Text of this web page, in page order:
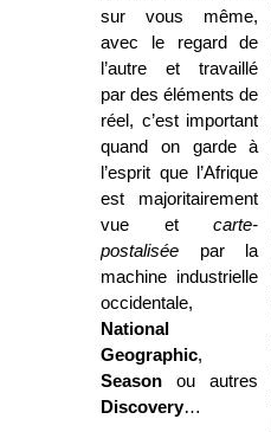
sur vous même,
avec le regard de
l’autre et travaillé
par des éléments de
réel, c’est important
quand on garde à
l’esprit que l’Afrique
est majoritairement
vue etcarte-
postalisée par la
machine industrielle
occidentale,
National
Geographic,
Season ou autres
Discovery…